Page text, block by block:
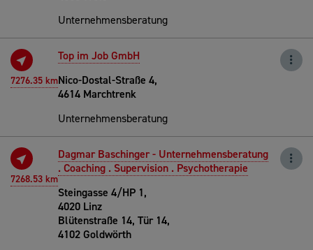
Unternehmensberatung
7276.35 km
Top im Job GmbH
Nico-Dostal-Straße 4,
4614 Marchtrenk
Unternehmensberatung
7268.53 km
Dagmar Baschinger - Unternehmensberatung
. Coaching . Supervision . Psychotherapie
Steingasse 4/HP 1,
4020 Linz
Blütenstraße 14, Tür 14,
4102 Goldwörth